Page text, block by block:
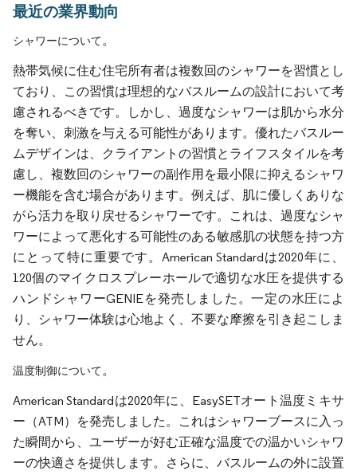
最近の業界動向
シャワーについて。
熱帯気候に住む住宅所有者は複数回のシャワーを習慣とし
ており、この習慣は理想的なバスルームの設計において考
慮されるべきです。しかし、過度なシャワーは肌から水分
を奪い、刺激を与える可能性があります。優れたバスルー
ムデザインは、クライアントの習慣とライフスタイルを考
慮し、複数回のシャワーの副作用を最小限に抑えるシャワ
ー機能を含む場合があります。例えば、肌に優しくありな
がら活力を取り戻せるシャワーです。これは、過度なシャ
ワーによって悪化する可能性のある敏感肌の状態を持つ方
にとって特に重要です。American Standardは2020年に、
120個のマイクロスプレーホールで適切な水圧を提供する
ハンドシャワーGENIEを発売しました。一定の水圧によ
り、シャワー体験は心地よく、不要な摩擦を引き起こしま
せん。
温度制御について。
American Standardは2020年に、EasySETオート温度ミキサ
ー（ATM）を発売しました。これはシャワーブースに入っ
た瞬間から、ユーザーが好む正確な温度での温かいシャワ
ーの快適さを提供します。さらに、バスルームの外に設置